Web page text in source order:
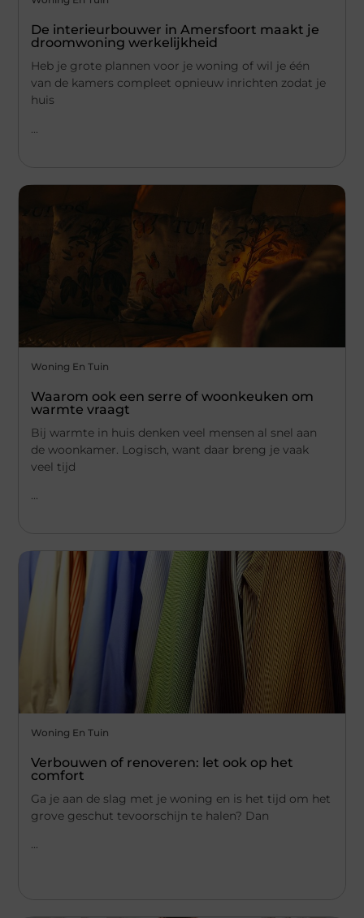
De interieurbouwer in Amersfoort maakt je
droomwoning werkelijkheid
Heb je grote plannen voor je woning of wil je één
van de kamers compleet opnieuw inrichten zodat je
huis
...
Woning En Tuin
Waarom ook een serre of woonkeuken om
warmte vraagt
Bij warmte in huis denken veel mensen al snel aan
de woonkamer. Logisch, want daar breng je vaak
veel tijd
...
Woning En Tuin
Verbouwen of renoveren: let ook op het
comfort
Ga je aan de slag met je woning en is het tijd om het
grove geschut tevoorschijn te halen? Dan
...